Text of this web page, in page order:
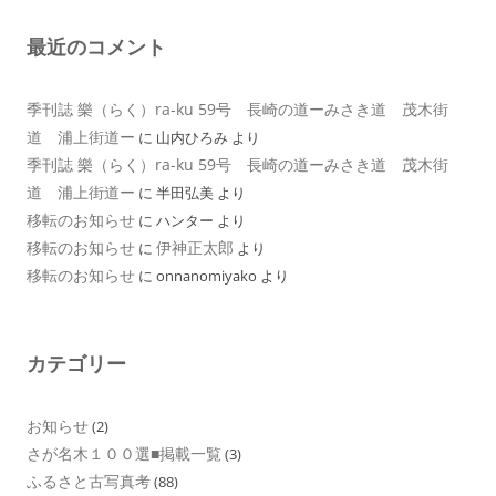
最近のコメント
季刊誌 樂（らく）ra-ku 59号 長崎の道ーみさき道 茂木街
道 浦上街道ー に 山内ひろみ より
季刊誌 樂（らく）ra-ku 59号 長崎の道ーみさき道 茂木街
道 浦上街道ー に 半田弘美 より
移転のお知らせ に ハンター より
移転のお知らせ に 伊神正太郎 より
移転のお知らせ に onnanomiyako より
カテゴリー
お知らせ(2)
さが名木１００選■掲載一覧 (3)
ふるさと古写真考(88)